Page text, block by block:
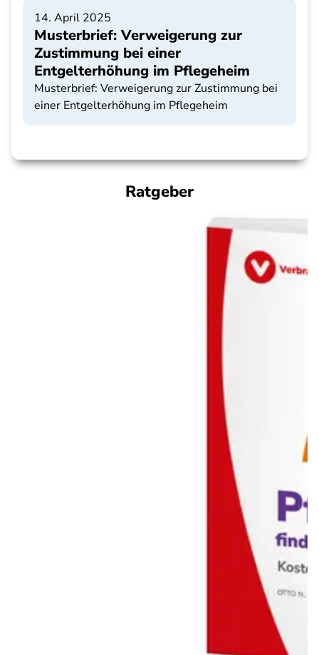
14. April 2025
Musterbrief: Verweigerung zur
Zustimmung bei einer
Entgelterhöhung im Pflegeheim
Musterbrief: Verweigerung zur Zustimmung bei
einer Entgelterhöhung im Pflegeheim
Ratgeber